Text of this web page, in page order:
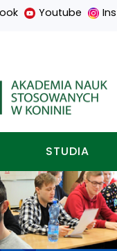
Youtube
nauk
STUDIA